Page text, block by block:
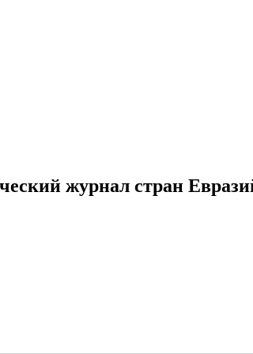
журнал стран